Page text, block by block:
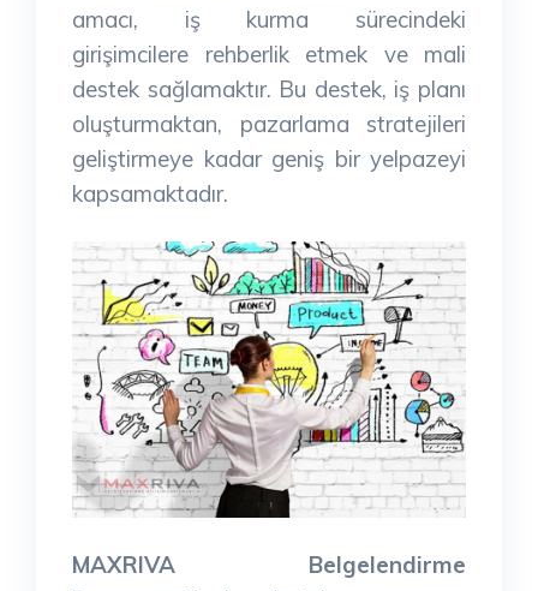
amacı, iş kurma sürecindeki
girişimcilere rehberlik etmek ve mali
destek sağlamaktır. Bu destek, iş planı
oluşturmaktan, pazarlama stratejileri
geliştirmeye kadar geniş bir yelpazeyi
kapsamaktadır.
MAXRIVA Belgelendirme